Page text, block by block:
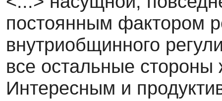
постоянным фактором
внутриобщинного
все осталь­ные
Интересным и